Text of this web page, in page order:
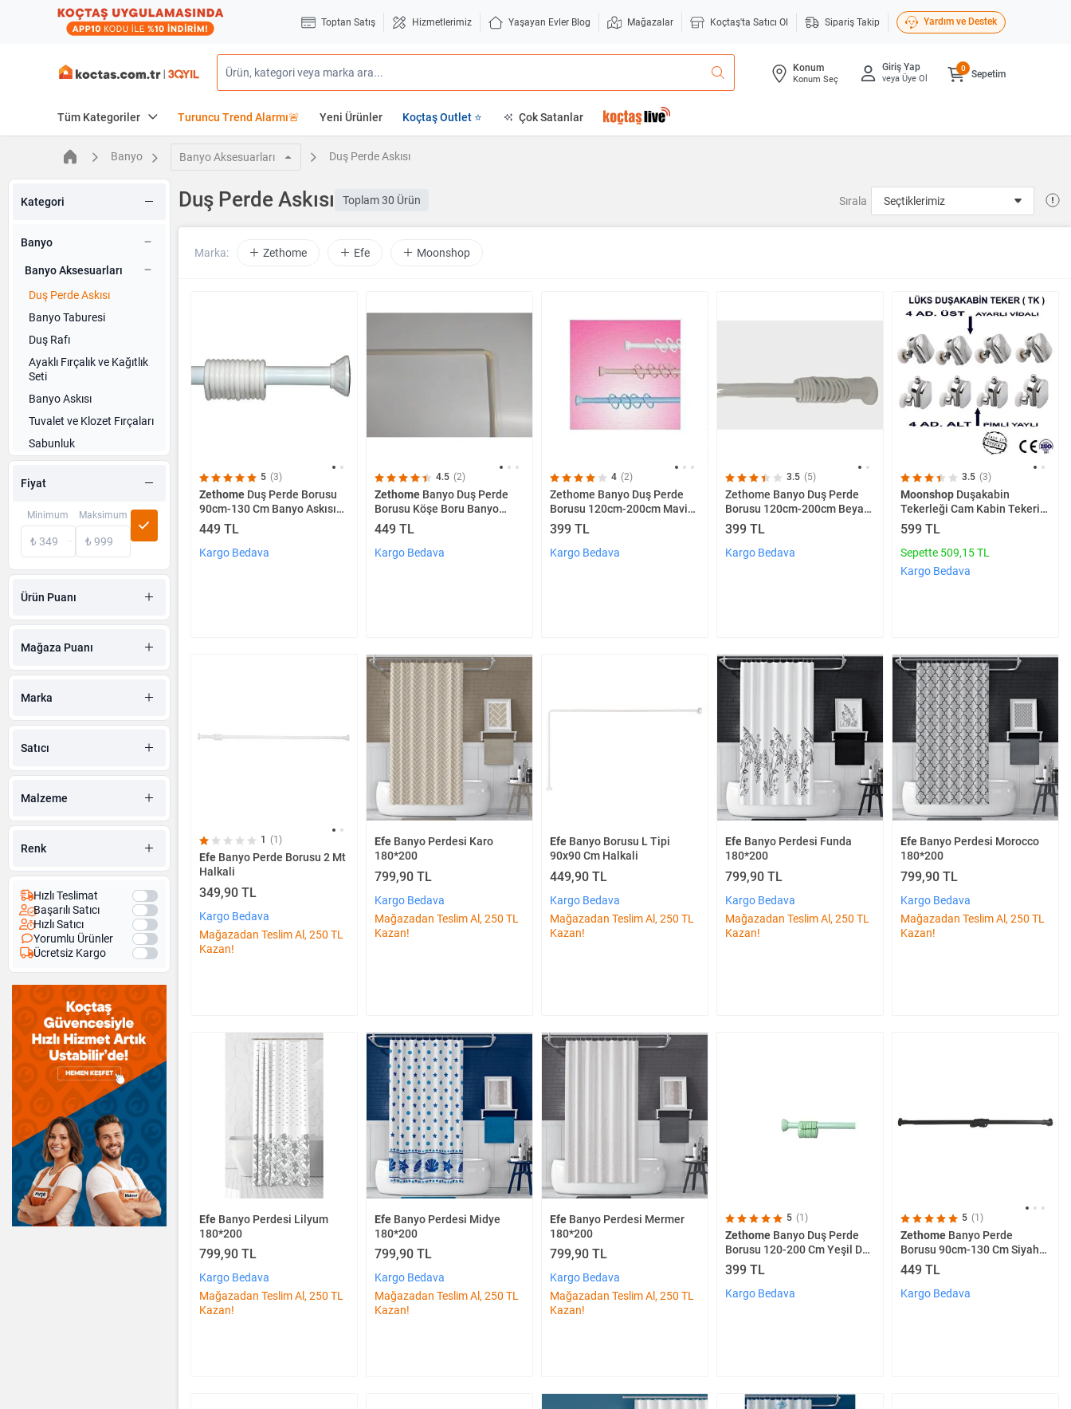
Toptan Satış Hizmetlerimiz Yaşayan Evler Blog Mağazalar Koçtaş'ta Satıcı Ol Sipariş Takip Yardım ve Destek
Konum
Konum Seç
Giriş Yap
veya Üye Ol Sepetim
0
Tüm Kategoriler Turuncu Trend Alarmı🚨 Yeni Ürünler Koçtaş Outlet ⭐ Çok Satanlar
Banyo Banyo Aksesuarları Duş Perde Askısı
Kategori
Banyo
Banyo Aksesuarları
Duş Perde Askısı
Banyo Taburesi
Duş Rafı
Ayaklı Fırçalık ve Kağıtlık
Seti
Banyo Askısı
Tuvalet ve Klozet Fırçaları
Sabunluk
Tuvalet Kağıtlığı
Pamukluk
Diş Fırçası Koruma Kabı
Diş Macunu Kutusu
Banyo Etajeri
Banyo Düzenleyicileri
Banyo Seti
Diş Fırçalık
Havluluk
Banyo Kaydırmazı
Banyo Ürünleri
Fiyat
Minimum Maksimum
Ürün Puanı
Mağaza Puanı
Marka
Satıcı
Malzeme
Renk
Hızlı Teslimat
Başarılı Satıcı
Hızlı Satıcı
Yorumlu Ürünler
Ücretsiz Kargo
Duş Perde Askısı Toplam30 Ürün Sırala
Marka: Zethome Efe Moonshop
5 (3)
Zethome Duş Perde Borusu
90cm-130 Cm Banyo Askısı
Demiri Beyaz
449 TL
Kargo Bedava
4.5 (2)
ZethomeBanyo Duş Perde
Borusu Köşe Boru Banyo
Askısı Demiri Krem Metal
449 TL
Kargo Bedava
4 (2)
Zethome Banyo Duş Perde
Borusu 120cm-200cm Mavi
Banyo Perde Borusu Perde
Askısı Metal
399 TL
Kargo Bedava
3.5 (5)
Zethome Banyo Duş Perde
Borusu 120cm-200cm Beyaz
Banyo Perde Borusu Perde
Askısı Metal
399 TL
Kargo Bedava
3.5 (3)
Moonshop Duşakabin
Tekerleği Cam Kabin Tekeri
Rulman Metal Gövdeli 8 Li
Çapı 24 Cm
599 TL
Sepette 509,15 TL
Kargo Bedava
1 (1)
Efe Banyo Perde Borusu 2 Mt
Halkali
349,90 TL
Kargo Bedava
Mağazadan Teslim Al, 250 TL
Kazan!
EfeBanyo Perdesi Karo
180*200
799,90 TL
Kargo Bedava
Mağazadan Teslim Al, 250 TL
Kazan!
EfeBanyo Borusu L Tipi
90x90 Cm Halkali
449,90 TL
Kargo Bedava
Mağazadan Teslim Al, 250 TL
Kazan!
EfeBanyo Perdesi Funda
180*200
799,90 TL
Kargo Bedava
Mağazadan Teslim Al, 250 TL
Kazan!
EfeBanyo Perdesi Morocco
180*200
799,90 TL
Kargo Bedava
Mağazadan Teslim Al, 250 TL
Kazan!
Efe Banyo Perdesi Lilyum
180*200
799,90 TL
Kargo Bedava
Mağazadan Teslim Al, 250 TL
Kazan!
EfeBanyo Perdesi Midye
180*200
799,90 TL
Kargo Bedava
Mağazadan Teslim Al, 250 TL
Kazan!
EfeBanyo Perdesi Mermer
180*200
799,90 TL
Kargo Bedava
Mağazadan Teslim Al, 250 TL
Kazan!
5 (1)
ZethomeBanyo Duş Perde
Borusu 120-200 Cm Yeşil Duş
Perde Askısı Duş Borusu
Metal
399 TL
Kargo Bedava
5 (1)
ZethomeBanyo Perde
Borusu 90cm-130 Cm Siyah
Duş Perde Askısı Duş Borusu
Metal
449 TL
Kargo Bedava